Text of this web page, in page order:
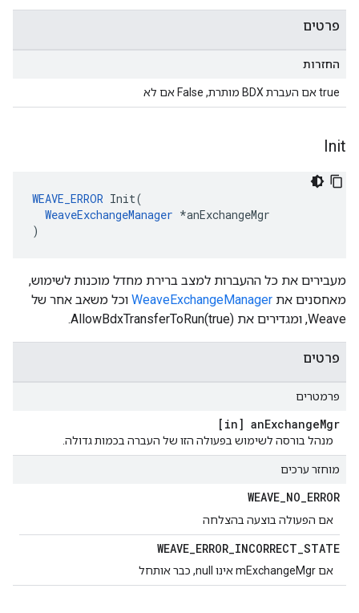
פרטים
החזרות
true אם העברת BDX מותרת, False אם לא
Init
WEAVE_ERROR Init(
WeaveExchangeManager *anExchangeMgr
)
מעבירים את כל ההעברות למצב ברירת מחדל מוכנות לשימוש,
מאחסנים את WeaveExchangeManager וכל משאב אחר של
Weave, ומגדירים את AllowBdxTransferToRun(true).
פרטים
פרמטרים
[in] anExchangeMgr
מנהל בורסה לשימוש בפעולה הזו של העברה בכמות גדולה.
מוחזר ערכים
WEAVE_NO_ERROR
אם הפעולה בוצעה בהצלחה
WEAVE_ERROR_INCORRECT_STATE
אם mExchangeMgr אינו null, כבר אותחל